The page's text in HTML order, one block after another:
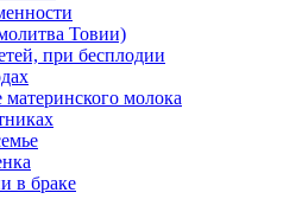
Товии)
при бесплодии
молока
в браке